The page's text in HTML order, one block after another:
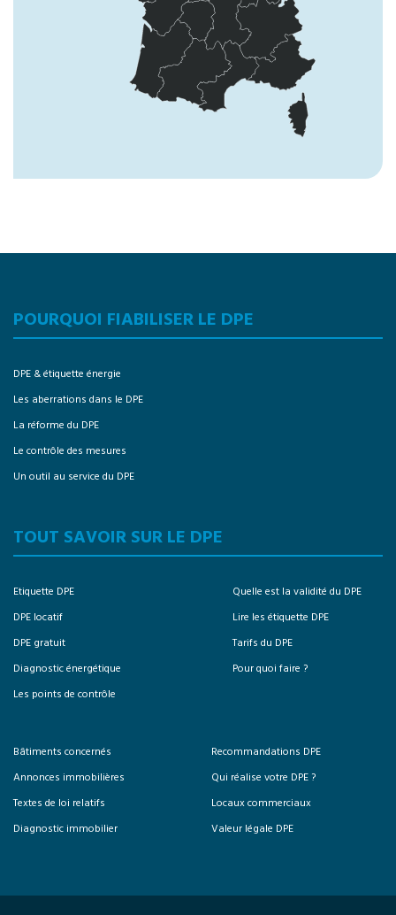
POURQUOI FIABILISER LE DPE
DPE & étiquette énergie
Les aberrations dans le DPE
La réforme du DPE
Le contrôle des mesures
Un outil au service du DPE
TOUT SAVOIR SUR LE DPE
Etiquette DPE
DPE locatif
DPE gratuit
Diagnostic énergétique
Les points de contrôle
Quelle est la validité du DPE
Lire les étiquette DPE
Tarifs du DPE
Pour quoi faire ?
Bâtiments concernés
Annonces immobilières
Textes de loi relatifs
Diagnostic immobilier
Recommandations DPE
Qui réalise votre DPE ?
Locaux commerciaux
Valeur légale DPE